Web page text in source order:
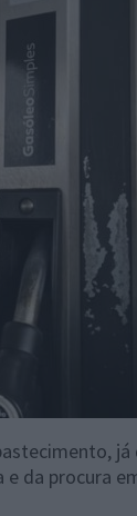
já
da procura